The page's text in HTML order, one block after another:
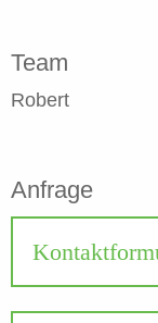
Team
Robert
Anfrage